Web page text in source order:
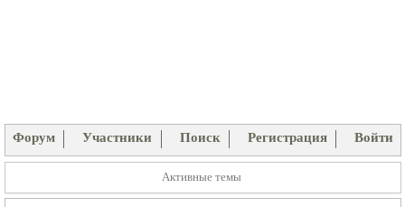
Форум Участники Поиск Регистрация Войти
Активные темы